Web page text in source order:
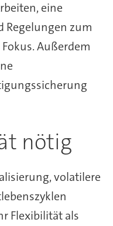
eine
zum
Außerdem
nötig
volatilere
Flexibilität als